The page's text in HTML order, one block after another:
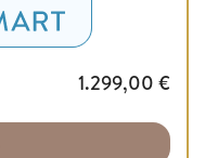
1.299,00 €